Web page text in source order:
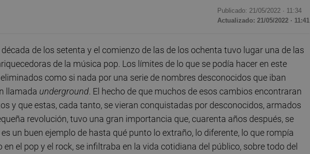
Publicado: 21/05/2022 · 11:34
Actualizado: 21/05/2022 · 11:41
de los setenta y el comienzo de las de los ochenta tuvo lugar una de las
de la música pop. Los límites de lo que se podía hacer en este
como si nada por una serie de nombres desconocidos que iban
llamada underground. El hecho de que muchos de esos cambios encontraran
y que estas, cada tanto, se vieran conquistadas por desconocidos, armados
revolución, tuvo una gran importancia que, cuarenta años después, se
es un buen ejemplo de hasta qué punto lo extraño, lo diferente, lo que rompía
el pop y el rock, se infiltraba en la vida cotidiana del público, sobre todo del